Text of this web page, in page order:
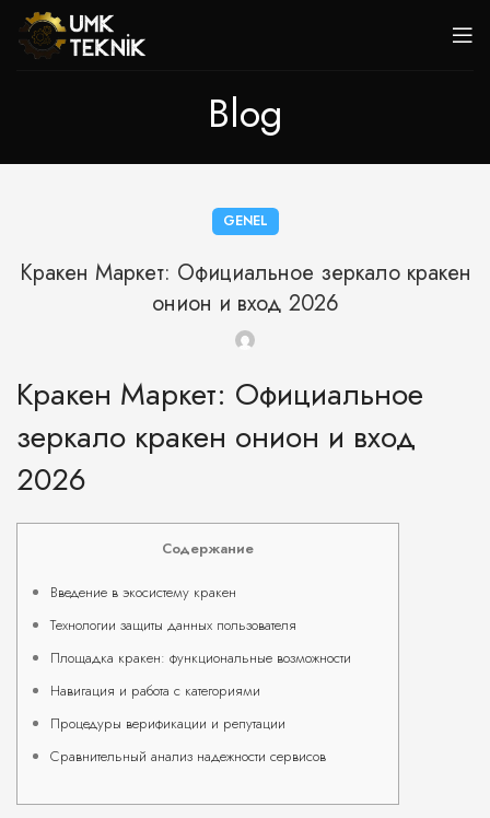
Blog
GENEL
Кракен Маркет: Официальное зеркало кракен
онион и вход 2026
Кракен Маркет: Официальное
зеркало кракен онион и вход
2026
Содержание
Введение в экосистему кракен
Технологии защиты данных пользователя
Площадка кракен: функциональные возможности
Навигация и работа с категориями
Процедуры верификации и репутации
Сравнительный анализ надежности сервисов